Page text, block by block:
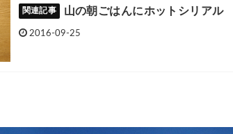
山の朝ごはんにホットシリアル
2016-09-25